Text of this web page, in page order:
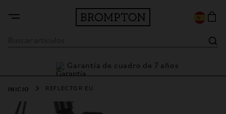
Garantía de cuadro de 7 años
INICIO REFLECTOR EU